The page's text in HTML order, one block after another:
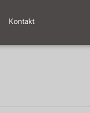
Kontakt